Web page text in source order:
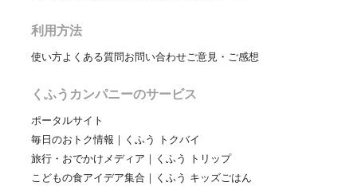
利用方法
使い方よくある質問お問い合わせご意見・ご感想
くふうカンパニーのサービス
ポータルサイト
毎日のおトク情報｜くふう トクバイ
旅行・おでかけメディア｜くふう トリップ
こどもの食アイデア集合｜くふう キッズごはん